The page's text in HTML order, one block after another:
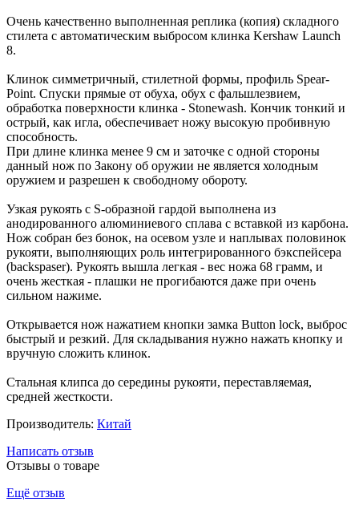
Очень качественно выполненная реплика (копия) складного
стилета с автоматическим выбросом клинка Kershaw Launch
8.
Клинок симметричный, стилетной формы, профиль Spear-
Point. Спуски прямые от обуха, обух с фальшлезвием,
обработка поверхности клинка - Stonewash. Кончик тонкий и
острый, как игла, обеспечивает ножу высокую пробивную
способность.
При длине клинка менее 9 см и заточке с одной стороны
данный нож по Закону об оружии не является холодным
оружием и разрешен к свободному обороту.
Узкая рукоять с S-образной гардой выполнена из
анодированного алюминиевого сплава с вставкой из карбона.
Нож собран без бонок, на осевом узле и наплывах половинок
рукояти, выполняющих роль интегрированного бэкспейсера
(backspaser). Рукоять вышла легкая - вес ножа 68 грамм, и
очень жесткая - плашки не прогибаются даже при очень
сильном нажиме.
Открывается нож нажатием кнопки замка Button lock, выброс
быстрый и резкий. Для складывания нужно нажать кнопку и
вручную сложить клинок.
Стальная клипса до середины рукояти, переставляемая,
средней жесткости.
Производитель: Китай
Написать отзыв
Отзывы о товаре
Ещё отзыв